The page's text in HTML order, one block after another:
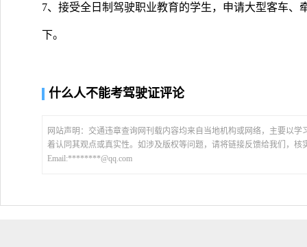
7、接受全日制驾驶职业教育的学生，申请大型客车、
下。
什么人不能考驾驶证评论
网站声明：交通违章查询网刊载内容均来自当地机构或网络，主要以
着认同其观点或真实性。如涉及版权等问题，请将链接反馈给我们，核
Email:********@qq.com